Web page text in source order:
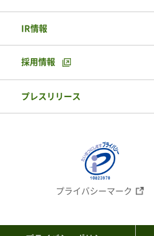
IR情報
採用情報
プレスリリース
プライバシーマーク